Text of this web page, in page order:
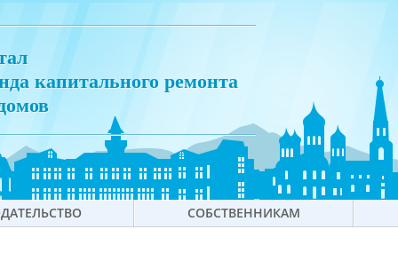
капитального ремонта
СОБСТВЕННИКАМ